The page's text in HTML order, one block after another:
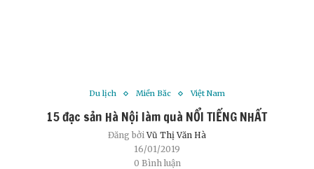
Du lịch Miền Bắc Việt Nam
15 đặc sản Hà Nội làm quà NỔI TIẾNG NHẤT
Đăng bởiVũ Thị Văn Hà
16/01/2019
0 Bình luận